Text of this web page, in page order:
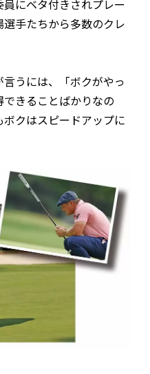
にベタ付きされプレー
手たちから多数のクレ
うには、「ボクがやっ
きることばかりなの
クはスピードアップに